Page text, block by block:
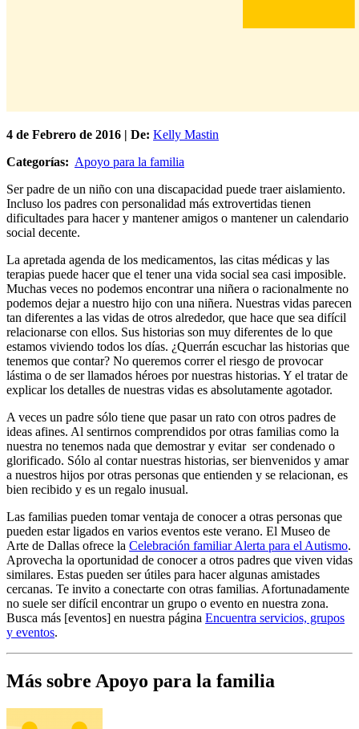
4 de Febrero de 2016 | De: Kelly Mastin
Categorías: Apoyo para la familia
Ser padre de un niño con una discapacidad puede traer aislamiento.
Incluso los padres con personalidad más extrovertidas tienen
dificultades para hacer y mantener amigos o mantener un calendario
social decente.
La apretada agenda de los medicamentos, las citas médicas y las
terapias puede hacer que el tener una vida social sea casi imposible.
Muchas veces no podemos encontrar una niñera o racionalmente no
podemos dejar a nuestro hijo con una niñera. Nuestras vidas parecen
tan diferentes a las vidas de otros alrededor, que hace que sea difícil
relacionarse con ellos. Sus historias son muy diferentes de lo que
estamos viviendo todos los días. ¿Querrán escuchar las historias que
tenemos que contar? No queremos correr el riesgo de provocar
lástima o de ser llamados héroes por nuestras historias. Y el tratar de
explicar los detalles de nuestras vidas es absolutamente agotador.
A veces un padre sólo tiene que pasar un rato con otros padres de
ideas afines. Al sentirnos comprendidos por otras familias como la
nuestra no tenemos nada que demostrar y evitar ser condenado o
glorificado. Sólo al contar nuestras historias, ser bienvenidos y amar
a nuestros hijos por otras personas que entienden y se relacionan, es
bien recibido y es un regalo inusual.
Las familias pueden tomar ventaja de conocer a otras personas que
pueden estar ligados en varios eventos este verano. El Museo de
Arte de Dallas ofrece la Celebración familiar Alerta para el Autismo.
Aprovecha la oportunidad de conocer a otros padres que viven vidas
similares. Estas pueden ser útiles para hacer algunas amistades
cercanas. Te invito a conectarte con otras familias. Afortunadamente
no suele ser difícil encontrar un grupo o evento en nuestra zona.
Busca más [eventos] en nuestra página Encuentra servicios, grupos
y eventos.
Más sobre Apoyo para la familia